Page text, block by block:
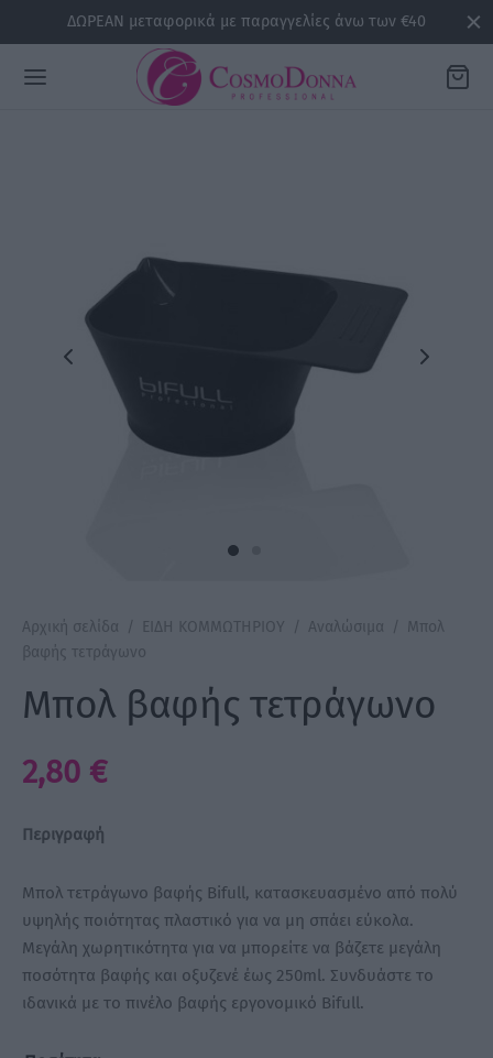
ΔΩΡΕΑΝ μεταφορικά με παραγγελίες άνω των €40
Αρχική σελίδα / ΕΙΔΗ ΚΟΜΜΩΤΗΡΙΟΥ / Αναλώσιμα / Μπολ
βαφής τετράγωνο
Μπολ βαφής τετράγωνο
2,80 €
Περιγραφή
Μπολ τετράγωνο βαφής Bifull, κατασκευασμένο από πολύ
υψηλής ποιότητας πλαστικό για να μη σπάει εύκολα.
Μεγάλη χωρητικότητα για να μπορείτε να βάζετε μεγάλη
ποσότητα βαφής και οξυζενέ έως 250ml. Συνδυάστε το
ιδανικά με το πινέλο βαφής εργονομικό Bifull.
Xanitalia